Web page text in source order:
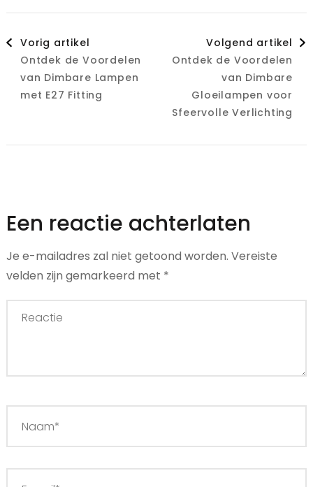
Berichtnavigatie
Vorig artikel
Ontdek de Voordelen
van Dimbare Lampen
met E27 Fitting
Volgend artikel
Ontdek de Voordelen
van Dimbare
Gloeilampen voor
Sfeervolle Verlichting
Een reactie achterlaten
Je e-mailadres zal niet getoond worden. Vereiste
velden zijn gemarkeerd met *